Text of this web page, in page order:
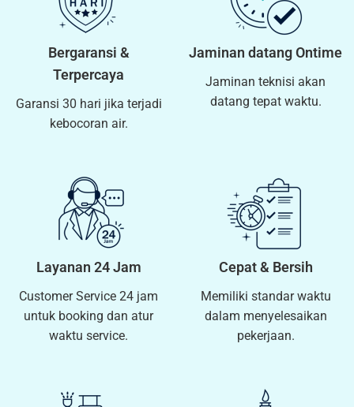
Bergaransi &
Terpercaya
Garansi 30 hari jika terjadi
kebocoran air.
Jaminan datang Ontime
Jaminan teknisi akan
datang tepat waktu.
Layanan 24 Jam
Customer Service 24 jam
untuk booking dan atur
waktu service.
Cepat & Bersih
Memiliki standar waktu
dalam menyelesaikan
pekerjaan.